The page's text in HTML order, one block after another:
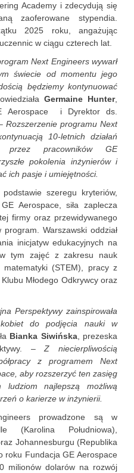
Academy i zdecydują się
zaoferowane stypendia.
2025 roku, angażując
w ciągu czterech lat.
Next Engineers wywarł
świecie od momentu jego
będziemy kontynuować
Germaine Hunter,
Aerospace i Dyrektor ds.
Rozszerzenie programu Next
10-letnich działań
przez pracowników GE
pokolenia inżynierów i
ich pasje i umiejętności.
szeregu kryteriów,
Aerospace, siła zaplecza
firmy oraz przewidywanego
Warszawski oddział
inicjatyw edukacyjnych na
w tym zajęć z zakresu nauk
matematyki (STEM), pracy z
Młodego Odkrywcy oraz
Perspektywy zainspirowała
do podjęcia nauki w
Bianka Siwińska, prezeska
–Z niecierpliwością
z programem Next
aby rozszerzyć ten zasięg
ludziom najlepszą możliwą
o karierze w inżynierii.
prowadzone są w
(Karolina Południowa),
Johannesburgu (Republika
roku Fundacja GE Aerospace
milionów dolarów na rozwój